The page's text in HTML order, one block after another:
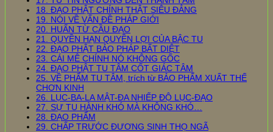
18. ĐẠO PHẬT CHÍNH THẬT SIÊU ĐẲNG
19. NÓI VỀ VẤN ĐỀ PHÁP GIỚI
20. HUẤN TỪ CẦU ĐẠO
21. QUYỀN HẠN QUYỀN LỢI CỦA BẬC TU
22. ĐẠO PHẬT BẢO PHÁP BẤT DIỆT
23. CÁI MÊ CHÍNH NÓ KHÔNG GỐC
24. ĐẠO PHẬT TU TÂM CỐT GIÁC TÂM
25. VỀ PHẨM TU TÂM, trích từ BẢO PHẨM XUẤT THẾ
CHƠN KINH
26. LỤC-BA-LA MẬT-ĐA NHIẾP ĐỘ LỤC-ĐẠO
27. SỰ TU HÀNH KHÓ MÀ KHÔNG KHÓ…
28. ĐẠO PHẨM
29. CHẤP TRƯỚC ĐƯƠNG SINH THỌ NGÃ